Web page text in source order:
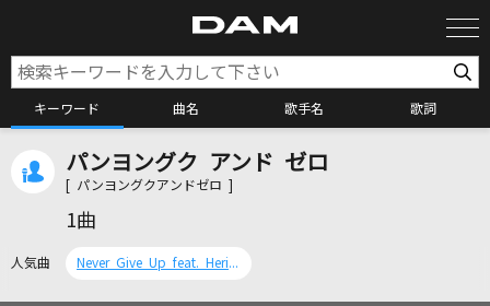
キーワード 曲名 歌手名 歌詞
カラオケ検索
パンヨングク アンド ゼロ
[ パンヨングクアンドゼロ ]
1曲
人気曲 Never Give Up feat. Heritage